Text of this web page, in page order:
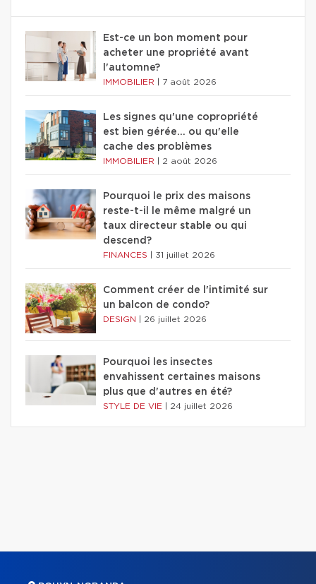
Est-ce un bon moment pour
acheter une propriété avant
l'automne?
IMMOBILIER 7 août 2026
Les signes qu'une copropriété
est bien gérée… ou qu'elle
cache des problèmes
IMMOBILIER 2 août 2026
Pourquoi le prix des maisons
reste-t-il le même malgré un
taux directeur stable ou qui
descend?
FINANCES 31 juillet 2026
Comment créer de l'intimité sur
un balcon de condo?
DESIGN 26 juillet 2026
Pourquoi les insectes
envahissent certaines maisons
plus que d'autres en été?
STYLE DE VIE 24 juillet 2026